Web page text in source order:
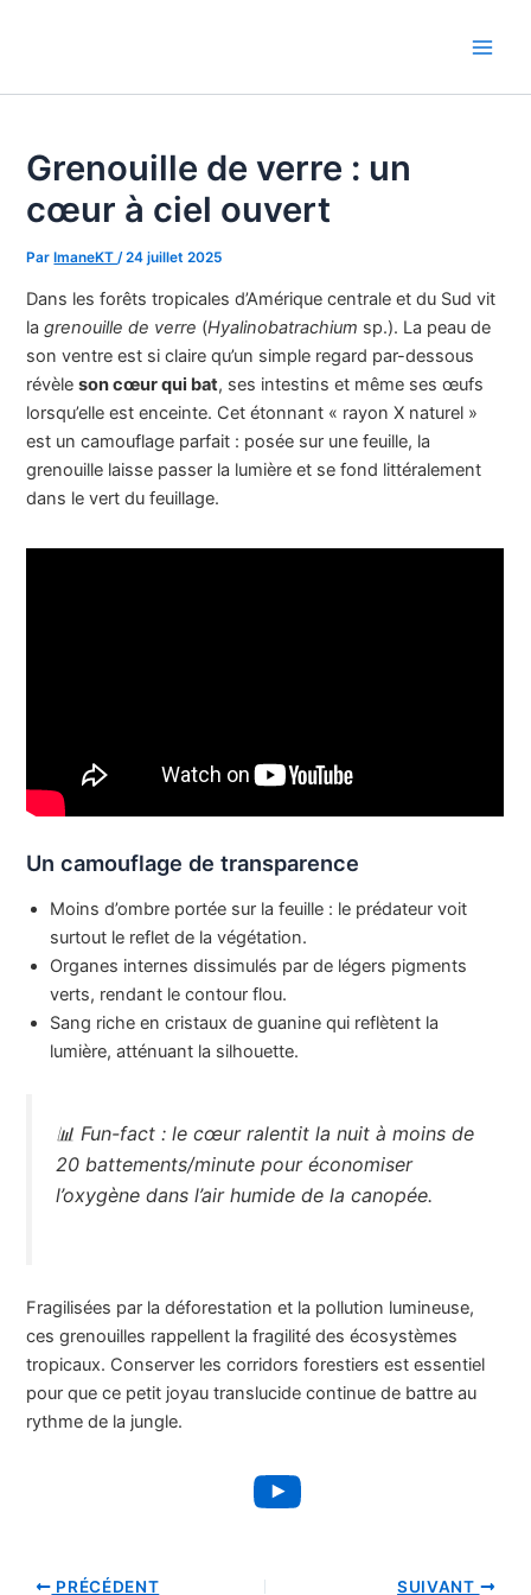
Grenouille de verre : un
cœur à ciel ouvert
ParImaneKT /24 juillet 2025
Dans les forêts tropicales d’Amérique centrale et du Sud vit
lagrenouille de verre (Hyalinobatrachium sp.). La peau de
son ventre est si claire qu’un simple regard par-dessous
révèleson cœur qui bat, ses intestins et même ses œufs
lorsqu’elle est enceinte. Cet étonnant « rayon X naturel »
est un camouflage parfait : posée sur une feuille, la
grenouille laisse passer la lumière et se fond littéralement
dans le vert du feuillage.
Un camouflage de transparence
Moins d’ombre portée sur la feuille : le prédateur voit
surtout le reflet de la végétation.
Organes internes dissimulés par de légers pigments
verts, rendant le contour flou.
Sang riche en cristaux de guanine qui reflètent la
lumière, atténuant la silhouette.
📊 Fun-fact : le cœur ralentit la nuit à moins de
20 battements/minute pour économiser
l’oxygène dans l’air humide de la canopée.
Fragilisées par la déforestation et la pollution lumineuse,
ces grenouilles rappellent la fragilité des écosystèmes
tropicaux. Conserver les corridors forestiers est essentiel
pour que ce petit joyau translucide continue de battre au
rythme de la jungle.
YouTube
PRÉCÉDENT SUIVANT